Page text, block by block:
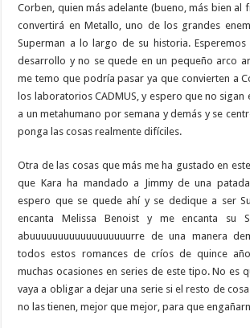
Corben, quien más adelante (bueno, más bien al
convertirá en Metallo, uno de los grandes
Superman a lo largo de su historia.
desarrollo y no se quede en un pequeño arco
me temo que podría pasar ya que convierten a
los laboratorios CADMUS, y espero que no sigan
a un metahumano por semana y demás y se
ponga las cosas realmente difíciles.
Otra de las cosas que más me ha gustado en
que Kara ha mandado a Jimmy de una
espero que se quede ahí y se dedique a ser
encanta Melissa Benoist y me encanta su
abuuuuuuuuuuuuuuuuuurre de una manera
todos estos romances de críos de quince
muchas ocasiones en series de este tipo. No es
vaya a obligar a dejar una serie si el resto de
no las tienen, mejor que mejor, para que